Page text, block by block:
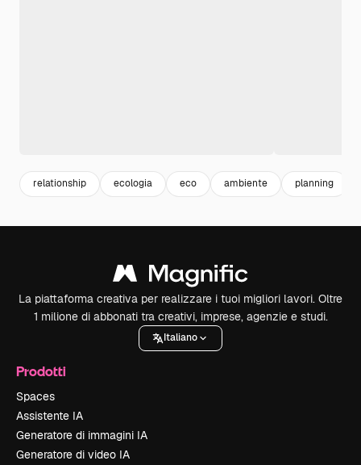
relationship ecologia eco ambiente planning
La piattaforma creativa per realizzare i tuoi migliori lavori. Oltre
1 milione di abbonati tra creativi, imprese, agenzie e studi.
Italiano
Prodotti
Spaces
Assistente IA
Generatore di immagini IA
Generatore di video IA